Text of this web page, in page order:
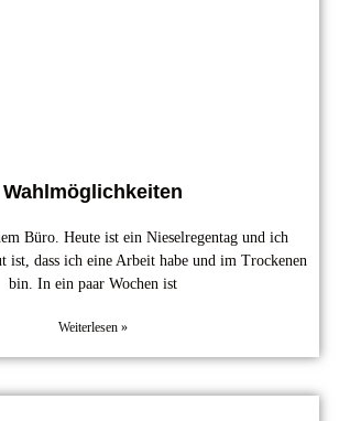
Wahlmöglichkeiten
Büro. Heute ist ein Nieselregentag und ich
ist, dass ich eine Arbeit habe und im Trockenen
bin. In ein paar Wochen ist
Weiterlesen »